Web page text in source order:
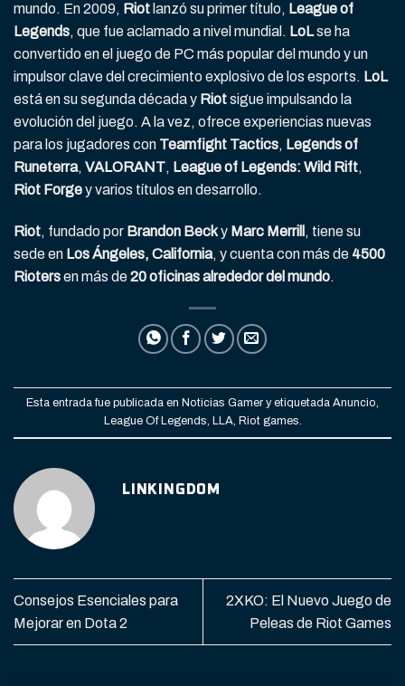
mundo. En 2009, Riot lanzó su primer título, League of
Legends, que fue aclamado a nivel mundial. LoLse ha
convertido en el juego de PC más popular del mundo y un
impulsor clave del crecimiento explosivo de los esports. LoL
está en su segunda década y Riotsigue impulsando la
evolución del juego. A la vez, ofrece experiencias nuevas
para los jugadores con Teamfight Tactics, Legends of
Runeterra, VALORANT, League of Legends: Wild Rift,
Riot Forgey varios títulos en desarrollo.
Riot, fundado por Brandon Becky Marc Merrill , tiene su
sede en Los Ángeles, California, y cuenta con más de 4500
Riotersen más de20 oficinas alrededor del mundo.
Esta entrada fue publicada en Noticias Gamer y etiquetada Anuncio,
League Of Legends, LLA, Riot games.
LINKINGDOM
Consejos Esenciales para
Mejorar en Dota 2
2XKO: El Nuevo Juego de
Peleas de Riot Games